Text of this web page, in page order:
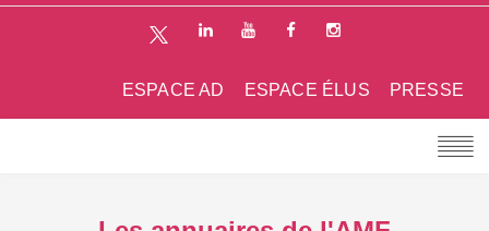
PRESSE
ESPACE ÉLUS
ESPACE AD